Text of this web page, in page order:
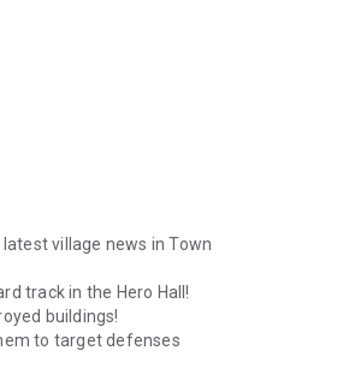
village news in Town
track in the Hero Hall!
buildings!
to target defenses